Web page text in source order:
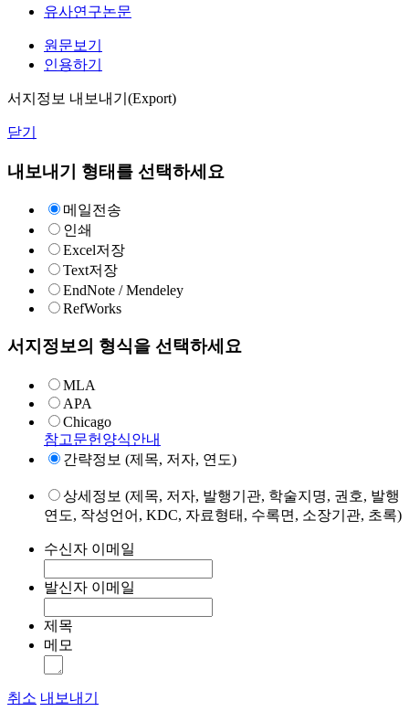
유사연구논문
원문보기
인용하기
서지정보 내보내기(Export)
닫기
내보내기 형태를 선택하세요
메일전송
인쇄
Excel저장
Text저장
EndNote / Mendeley
RefWorks
서지정보의 형식을 선택하세요
MLA
APA
Chicago
참고문헌양식안내
간략정보 (제목, 저자, 연도)
상세정보 (제목, 저자, 발행기관, 학술지명, 권호, 발행
연도, 작성언어, KDC, 자료형태, 수록면, 소장기관, 초록)
수신자 이메일
발신자 이메일
제목
메모
취소 내보내기